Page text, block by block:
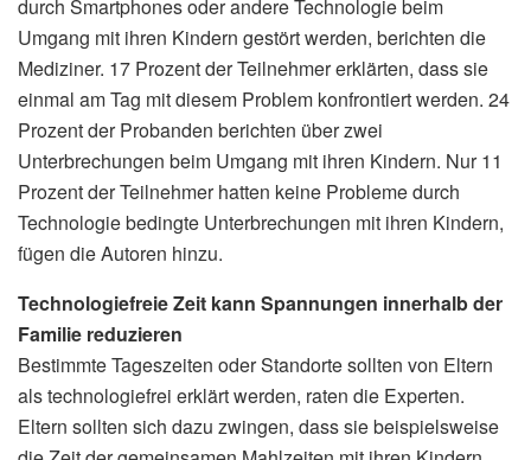
durch Smartphones oder andere Technologie beim
Umgang mit ihren Kindern gestört werden, berichten die
Mediziner. 17 Prozent der Teilnehmer erklärten, dass sie
einmal am Tag mit diesem Problem konfrontiert werden. 24
Prozent der Probanden berichten über zwei
Unterbrechungen beim Umgang mit ihren Kindern. Nur 11
Prozent der Teilnehmer hatten keine Probleme durch
Technologie bedingte Unterbrechungen mit ihren Kindern,
fügen die Autoren hinzu.
Technologiefreie Zeit kann Spannungen innerhalb der
Familie reduzieren
Bestimmte Tageszeiten oder Standorte sollten von Eltern
als technologiefrei erklärt werden, raten die Experten.
Eltern sollten sich dazu zwingen, dass sie beispielsweise